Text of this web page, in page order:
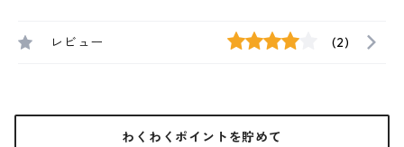
レビュー (2)
わくわくポイントを貯めて